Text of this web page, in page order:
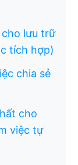
lưu trữ
tích hợp)
chia sẻ
cho
việc tự